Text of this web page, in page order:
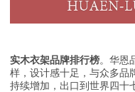
实木衣架品牌排行榜。华恩
样，设计感十足，与众多品
持续增加，出口到世界四十